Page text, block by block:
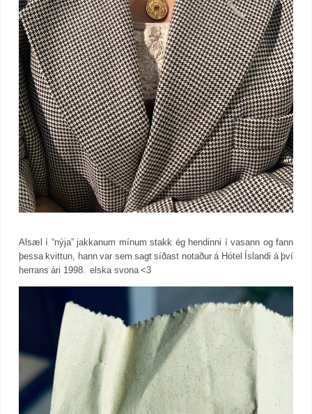
Alsæl í “nýja” jakkanum mínum stakk ég hendinni í vasann og fann
þessa kvittun, hann var sem sagt síðast notaður á Hótel Íslandi á því
herrans ári 1998. elska svona <3